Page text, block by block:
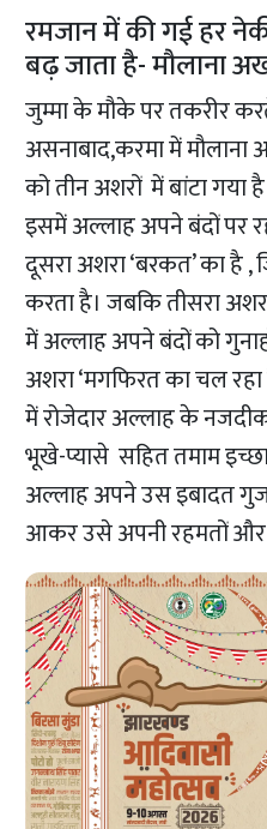
रमजान में की गई हर
बढ़ जाता है- मौलाना
जुम्मा के मौके पर तकरीर
असनाबाद,करमा में
को तीन अशरों में बांटा गया
इसमें अल्लाह अपने बंदों पर
दूसरा अशरा ‘बरकत’ का है
करता है। जबकि तीसरा
में अल्लाह अपने बंदों को
अशरा ‘मगफिरत का चल
में रोजेदार अल्लाह के
भूखे-प्यासे सहित तमाम
अल्लाह अपने उस इबादत
आकर उसे अपनी रहमतों और